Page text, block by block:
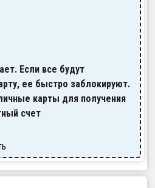
Если все будут
ее быстро заблокируют.
карты для получения
счет